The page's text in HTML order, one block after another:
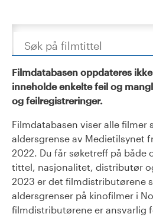
Søk
Filmdatabasen oppdateres
inneholde enkelte feil og
og feilregistreringer.
Filmdatabasen viser alle filmer
aldersgrense av Medietilsynet
2022. Du får søketreff på både
tittel, nasjonalitet, distributør
2023 er det filmdistributørene
aldersgrenser på kinofilmer i
filmdistributørene er ansvarlig